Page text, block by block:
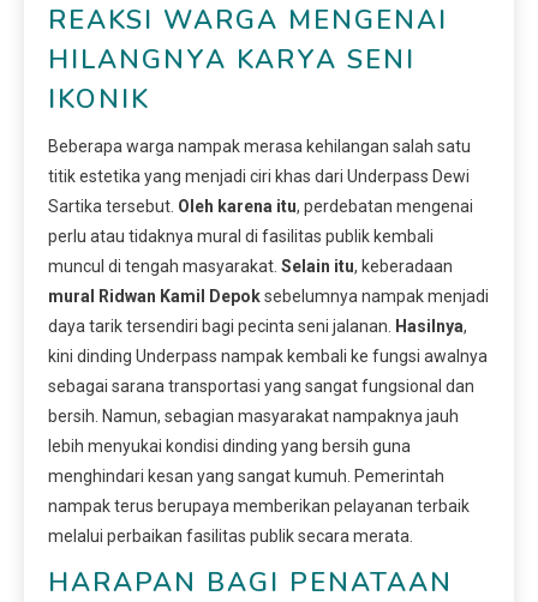
REAKSI WARGA MENGENAI
HILANGNYA KARYA SENI
IKONIK
Beberapa warga nampak merasa kehilangan salah satu
titik estetika yang menjadi ciri khas dari Underpass Dewi
Sartika tersebut. Oleh karena itu, perdebatan mengenai
perlu atau tidaknya mural di fasilitas publik kembali
muncul di tengah masyarakat. Selain itu, keberadaan
mural Ridwan Kamil Depoksebelumnya nampak menjadi
daya tarik tersendiri bagi pecinta seni jalanan.
Hasilnya,
kini dinding Underpass nampak kembali ke fungsi awalnya
sebagai sarana transportasi yang sangat fungsional dan
bersih. Namun, sebagian masyarakat nampaknya jauh
lebih menyukai kondisi dinding yang bersih guna
menghindari kesan yang sangat kumuh. Pemerintah
nampak terus berupaya memberikan pelayanan terbaik
melalui perbaikan fasilitas publik secara merata.
HARAPAN BAGI PENATAAN